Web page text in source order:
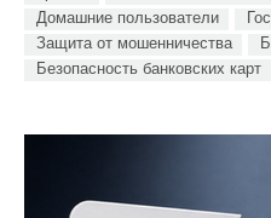
Домашние пользователи
Защита от мошенничества
Безопасность банковских карт